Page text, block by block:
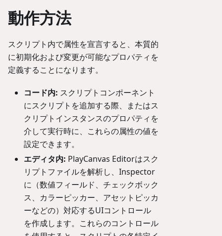
動作方法
スクリプト内で属性を宣言すると、本質的
に初期化および変更が可能なプロパティを
定義することになります。
コード内: スクリプトコンポーネント
にスクリプトを追加する際、またはス
クリプトインスタンスのプロパティを
介して実行時に、これらの属性の値を
設定できます。
エディタ内: PlayCanvas Editorはスク
リプトファイルを解析し、Inspector
に（数値フィールド、チェックボック
ス、カラーピッカー、アセットピッカ
ーなどの）対応するUIコントロール
を作成します。これらのコントロール